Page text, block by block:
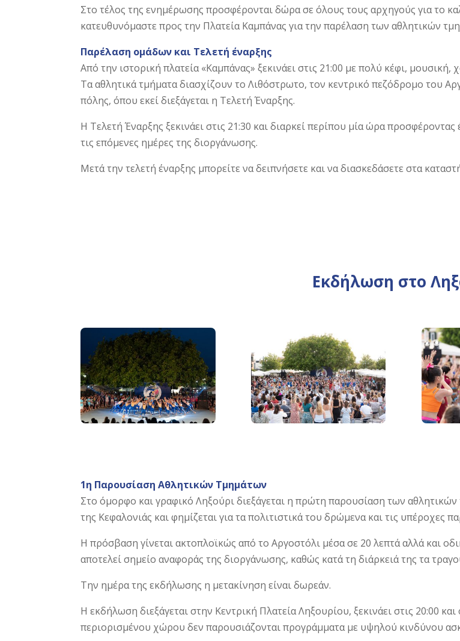
Στο τέλος της ενημέρωσης προσφέρονται δώρα σε όλους τους αρχηγούς για το
κατευθυνόμαστε προς την Πλατεία Καμπάνας για την παρέλαση των αθλητικών
Παρέλαση ομάδων και Τελετή έναρξης
Από την ιστορική πλατεία «Καμπάνας» ξεκινάει στις 21:00 με πολύ κέφι,
Τα αθλητικά τμήματα διασχίζουν το Λιθόστρωτο, τον κεντρικό πεζόδρομο του
πόλης, όπου εκεί διεξάγεται η Τελετή Έναρξης.
Η Τελετή Έναρξης ξεκινάει στις 21:30 και διαρκεί περίπου μία ώρα
τις επόμενες ημέρες της διοργάνωσης.
Μετά την τελετή έναρξης μπορείτε να δειπνήσετε και να διασκεδάσετε στα
Εκδήλωση στο
1η Παρουσίαση Αθλητικών Τμημάτων
Στο όμορφο και γραφικό Ληξούρι διεξάγεται η πρώτη παρουσίαση των
της Κεφαλονιάς και φημίζεται για τα πολιτιστικά του δρώμενα και τις υπέροχες
Η πρόσβαση γίνεται ακτοπλοϊκώς από το Αργοστόλι μέσα σε 20 λεπτά αλλά και
αποτελεί σημείο αναφοράς της διοργάνωσης, καθώς κατά τη διάρκειά της τα
Την ημέρα της εκδήλωσης η μετακίνηση είναι δωρεάν.
Η εκδήλωση διεξάγεται στην Κεντρική Πλατεία Ληξουρίου, ξεκινάει στις 20:00
περιορισμένου χώρου δεν παρουσιάζονται προγράμματα με υψηλού κινδύνου